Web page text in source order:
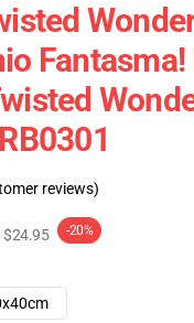
reviews)
$24.95 -20%